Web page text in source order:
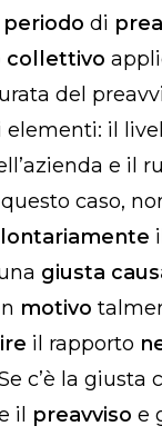
periodo di
collettivo
del
elementi: il
e il
caso,
giusta
motivo
il rapporto
c’è la giusta
il preavviso e